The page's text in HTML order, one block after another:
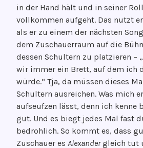
in der Hand hält und in seiner
vollkommen aufgeht. Das nutzt
als er zu einem der nächsten
dem Zuschauerraum auf die
dessen Schultern zu platzieren –
wir immer ein Brett, auf dem ich
würde.“ Tja, da müssen dieses
Schultern ausreichen. Was mich
aufseufzen lässt, denn ich kenne
gut. Und es biegt jedes Mal fast
bedrohlich. So kommt es, dass
Zuschauer es Alexandergleich tut